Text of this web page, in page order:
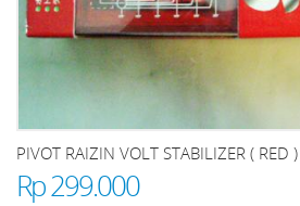
PIVOT RAIZIN VOLT STABILIZER ( RED )
Rp 299.000